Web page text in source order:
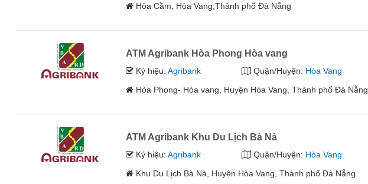
Hòa Cầm, Hòa Vang,Thành phố Đà Nẵng
ATM Agribank Hòa Phong Hòa vang
Ký hiệu:Agribank Quận/Huyện: Hòa Vang
Hòa Phong- Hòa vang, Huyện Hòa Vang, Thành phố Đà Nẵng
ATM Agribank Khu Du Lịch Bà Nà
Ký hiệu:Agribank Quận/Huyện: Hòa Vang
Khu Du Lịch Bà Nà, Huyện Hòa Vang, Thành phố Đà Nẵng